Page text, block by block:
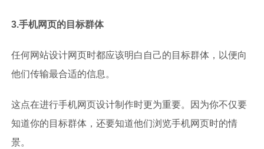
3.手机网页的目标群体
任何网站设计网页时都应该明白自己的目标群体，以便向
他们传输最合适的信息。
这点在进行手机网页设计制作时更为重要。因为你不仅要
知道你的目标群体，还要知道他们浏览手机网页时的情
景。